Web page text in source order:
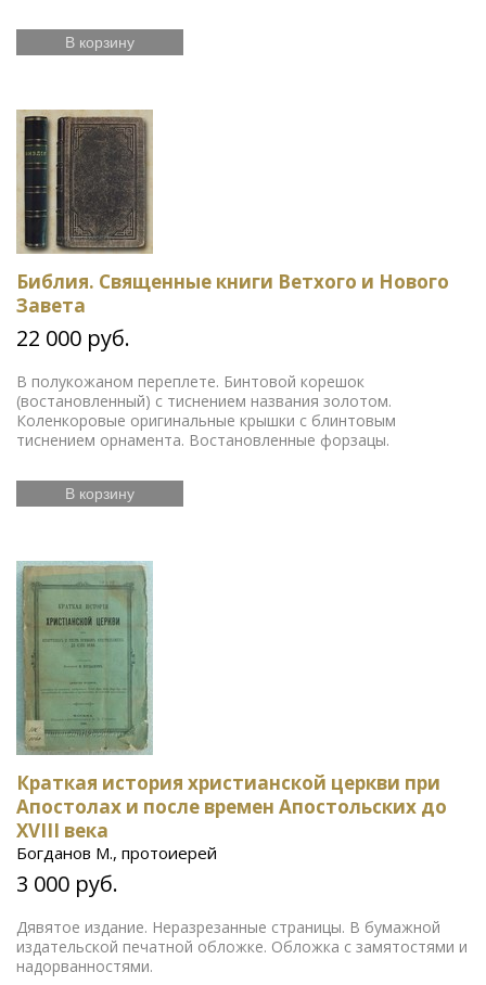
В корзину
Библия. Священные книги Ветхого и Нового
Завета
22 000 руб.
В полукожаном переплете. Бинтовой корешок
(востановленный) с тиснением названия золотом.
Коленкоровые оригинальные крышки с блинтовым
тиснением орнамента. Востановленные форзацы.
В корзину
Краткая история христианской церкви при
Апостолах и после времен Апостольских до
XVIII века
Богданов М., протоиерей
3 000 руб.
Дявятое издание. Неразрезанные страницы. В бумажной
издательской печатной обложке. Обложка с замятостями и
надорванностями.